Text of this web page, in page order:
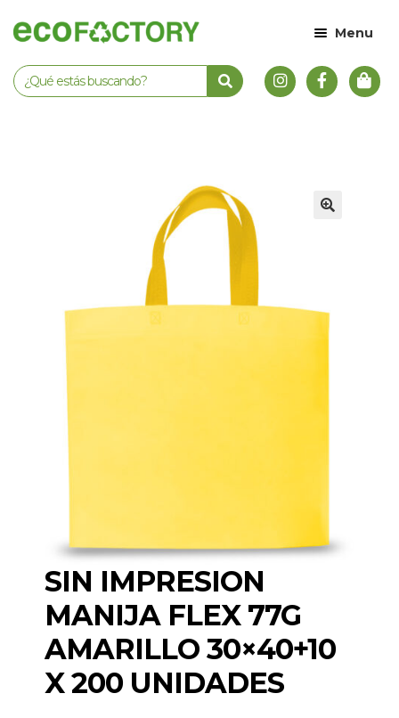
Menu
SIN IMPRESION
MANIJA FLEX 77G
AMARILLO 30×40+10
X 200 UNIDADES